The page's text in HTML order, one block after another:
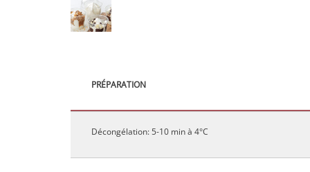
PRÉPARATION
Décongélation: 5-10 min à 4°C